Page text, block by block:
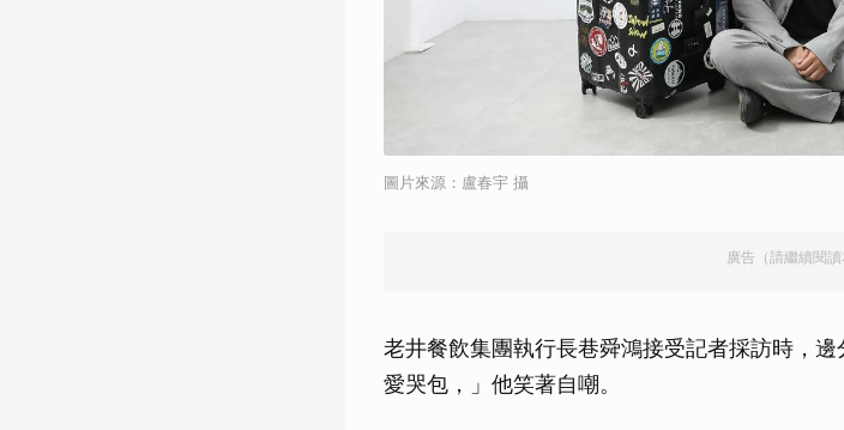
圖片來源：盧春宇 攝
廣告（請繼續閱讀
老井餐飲集團執行長巷舜鴻接受記者採訪時，
愛哭包，」他笑著自嘲。